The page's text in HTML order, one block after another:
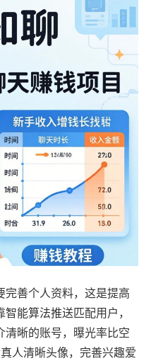
善个人资料，这是提高
能算法推送匹配用户，
清晰的账号，曝光率比空
人清晰头像，完善兴趣爱